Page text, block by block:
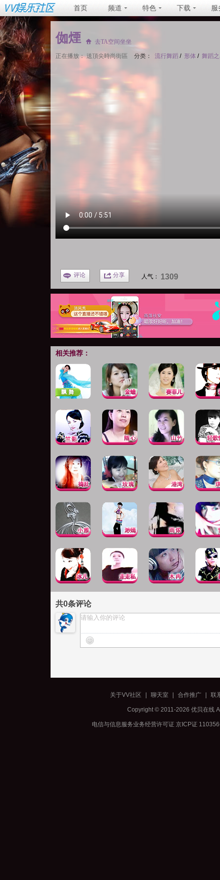
首页 频道 特色 下载 服
侞煙 去TA空间坐坐
正在播放：送頂尖時尚街區 分类： 流行舞蹈 / 形体 / 舞蹈
评论 分享 人气： 1309
相关推荐：
共0条评论
关于VV社区 聊天室 合作推广 联
Copyright © 2011-2026 优贝在线
电信与信息服务业务经营许可证 京ICP证